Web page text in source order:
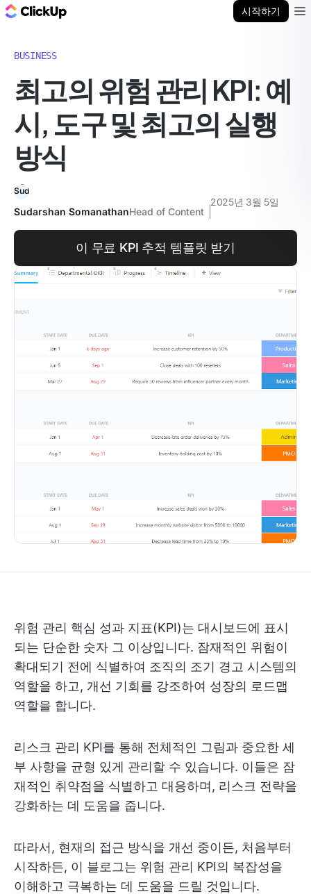
시작하기
BUSINESS
최고의 위험 관리 KPI: 예
시, 도구 및 최고의 실행
방식
Sudarshan SomanathanHead of Content
2025년 3월 5일
이 무료 KPI 추적 템플릿 받기
위험 관리 핵심 성과 지표(KPI)는 대시보드에 표시
되는 단순한 숫자 그 이상입니다. 잠재적인 위험이
확대되기 전에 식별하여 조직의 조기 경고 시스템의
역할을 하고, 개선 기회를 강조하여 성장의 로드맵
역할을 합니다.
리스크 관리 KPI를 통해 전체적인 그림과 중요한 세
부 사항을 균형 있게 관리할 수 있습니다. 이들은 잠
재적인 취약점을 식별하고 대응하며, 리스크 전략을
강화하는 데 도움을 줍니다.
따라서, 현재의 접근 방식을 개선 중이든, 처음부터
시작하든, 이 블로그는 위험 관리 KPI의 복잡성을
이해하고 극복하는 데 도움을 드릴 것입니다.